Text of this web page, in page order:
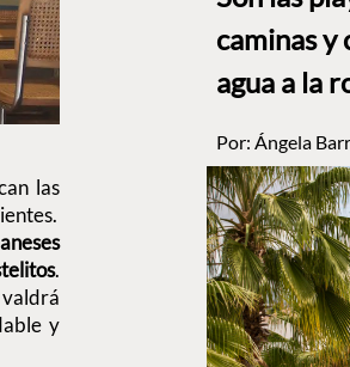
las
.
y
caminas y
agua a la
Por: Ángela